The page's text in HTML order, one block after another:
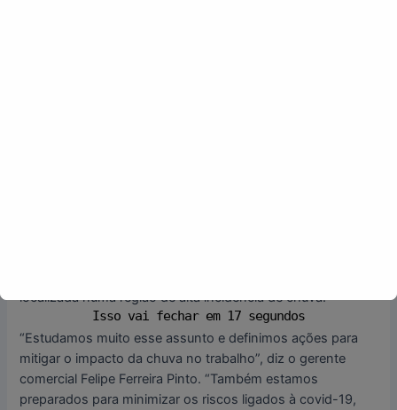
localizada numa região de alta incidência de chuva.
“Estudamos muito esse assunto e definimos ações para
mitigar o impacto da chuva no trabalho”, diz o gerente
comercial Felipe Ferreira Pinto. “Também estamos
preparados para minimizar os riscos ligados à covid-19,
Isso vai fechar em 17 segundos